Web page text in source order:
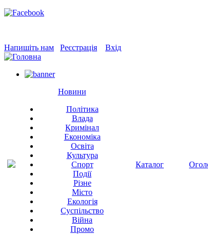
Напишіть нам Реєстрація Вхід
Новини
Політика
Влада
Кримінал
Економіка
Освіта
Культура
Спорт
Події
Різне
Місто
Екологія
Суспільство
Війна
Промо
Каталог